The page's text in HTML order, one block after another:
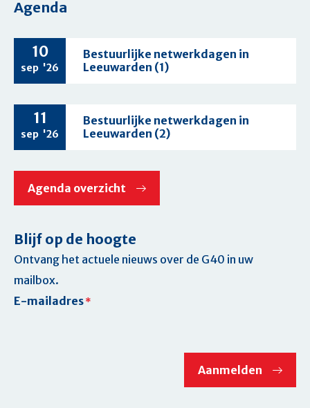
Agenda
Bestuurlijke netwerkdagen in
Leeuwarden (1)
10
sep '26
Bestuurlijke netwerkdagen in
Leeuwarden (2)
11
sep '26
Agenda overzicht
Blijf op de hoogte
Ontvang het actuele nieuws over de G40 in uw
mailbox.
E-mailadres